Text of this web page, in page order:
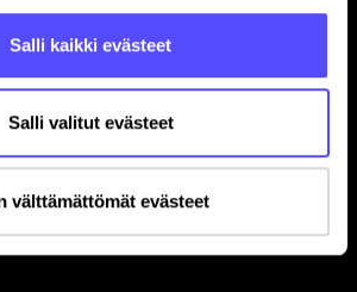
Salli kaikki evästeet
Salli valitut evästeet
välttämättömät evästeet